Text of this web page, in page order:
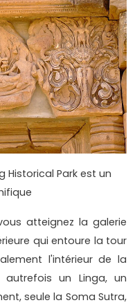
Historical Park est un
atteignez la galerie
qui entoure la tour
l'intérieur de la
un Linga, un
seule la Soma Sutra,